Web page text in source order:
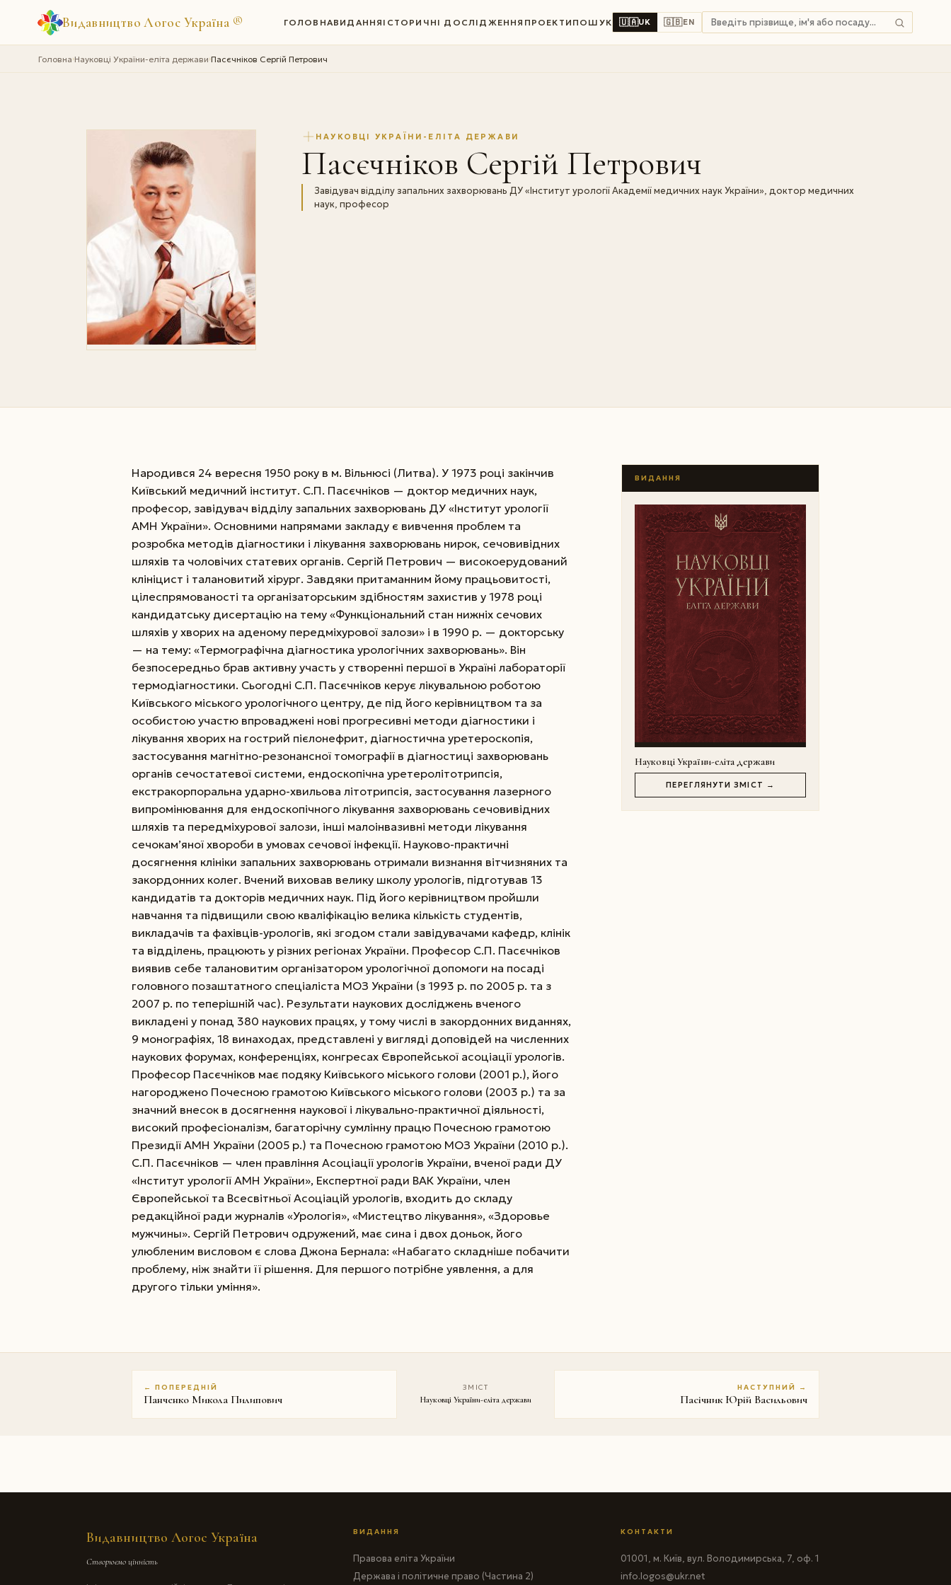
Видавництво Логос Україна ® ГОЛОВНАВИДАННЯ ІСТОРИЧНІ ДОСЛІДЖЕННЯ ПРОЕКТИ ПОШУК 🇺🇦UK 🇬🇧EN
Головна›Науковці України-еліта держави›Пасєчніков Сергій Петрович
НАУКОВЦІ УКРАЇНИ-ЕЛІТА ДЕРЖАВИ
Пасєчніков Сергій Петрович
Завідувач відділу запальних захворювань ДУ «Інститут урології Академії медичних наук України», доктор медичних
наук, професор
Народився 24 вересня 1950 року в м. Вільнюсі (Литва). У 1973 році закінчив
Київський медичний інститут. С.П. Пасєчніков — доктор медичних наук,
професор, завідувач відділу запальних захворювань ДУ «Інститут урології
АМН України». Основними напрямами закладу є вивчення проблем та
розробка методів діагностики і лікування захворювань нирок, сечовивідних
шляхів та чоловічих статевих органів. Сергій Петрович — високоерудований
клініцист і талановитий хірург. Завдяки притаманним йому працьовитості,
цілеспрямованості та організаторським здібностям захистив у 1978 році
кандидатську дисертацію на тему «Функціональний стан нижніх сечових
шляхів у хворих на аденому передміхурової залози» і в 1990 р. — докторську
— на тему: «Термографічна діагностика урологічних захворювань». Він
безпосередньо брав активну участь у створенні першої в Україні лабораторії
термодіагностики. Сьогодні С.П. Пасєчніков керує лікувальною роботою
Київського міського урологічного центру, де під його керівництвом та за
особистою участю впроваджені нові прогресивні методи діагностики і
лікування хворих на гострий пієлонефрит, діагностична уретероскопія,
застосування магнітно-резонансної томографії в діагностиці захворювань
органів сечостатевої системи, ендоскопічна уретеролітотрипсія,
екстракорпоральна ударно-хвильова літотрипсія, застосування лазерного
випромінювання для ендоскопічного лікування захворювань сечовивідних
шляхів та передміхурової залози, інші малоінвазивні методи лікування
сечокам’яної хвороби в умовах сечової інфекції. Науково-практичні
досягнення клініки запальних захворювань отримали визнання вітчизняних та
закордонних колег. Вчений виховав велику школу урологів, підготував 13
кандидатів та докторів медичних наук. Під його керівництвом пройшли
навчання та підвищили свою кваліфікацію велика кількість студентів,
викладачів та фахівців-урологів, які згодом стали завідувачами кафедр, клінік
та відділень, працюють у різних регіонах України. Професор С.П. Пасєчніков
виявив себе талановитим організатором урологічної допомоги на посаді
головного позаштатного спеціаліста МОЗ України (з 1993 р. по 2005 р. та з
2007 р. по теперішній час). Результати наукових досліджень вченого
викладені у понад 380 наукових працях, у тому числі в закордонних виданнях,
9 монографіях, 18 винаходах, представлені у вигляді доповідей на численних
наукових форумах, конференціях, конгресах Європейської асоціації урологів.
Професор Пасєчніков має подяку Київського міського голови (2001 р.), його
нагороджено Почесною грамотою Київського міського голови (2003 р.) та за
значний внесок в досягнення наукової і лікувально-практичної діяльності,
високий професіоналізм, багаторічну сумлінну працю Почесною грамотою
Президії АМН України (2005 р.) та Почесною грамотою МОЗ України (2010 р.).
С.П. Пасєчніков — член правління Асоціації урологів України, вченої ради ДУ
«Інститут урології АМН України», Експертної ради ВАК України, член
Європейської та Всесвітньої Асоціацій урологів, входить до складу
редакційної ради журналів «Урологія», «Мистецтво лікування», «Здоровье
мужчины». Сергій Петрович одружений, має сина і двох доньок, його
улюбленим висловом є слова Джона Бернала: «Набагато складніше побачити
проблему, ніж знайти її рішення. Для першого потрібне уявлення, а для
другого тільки уміння».
ВИДАННЯ
Науковці України-еліта держави
ПЕРЕГЛЯНУТИ ЗМІСТ →
← ПОПЕРЕДНІЙ
Панченко Микола Пилипович
ЗМІСТ
Науковці України-еліта держави
НАСТУПНИЙ →
Пасічник Юрій Васильович
Видавництво Логос Україна
Створюємо цінність
ВИДАННЯ
Правова еліта України
Держава і політичне право (Частина 2)
КОНТАКТИ
01001, м. Київ, вул. Володимирська, 7, оф. 1
info.logos@ukr.net